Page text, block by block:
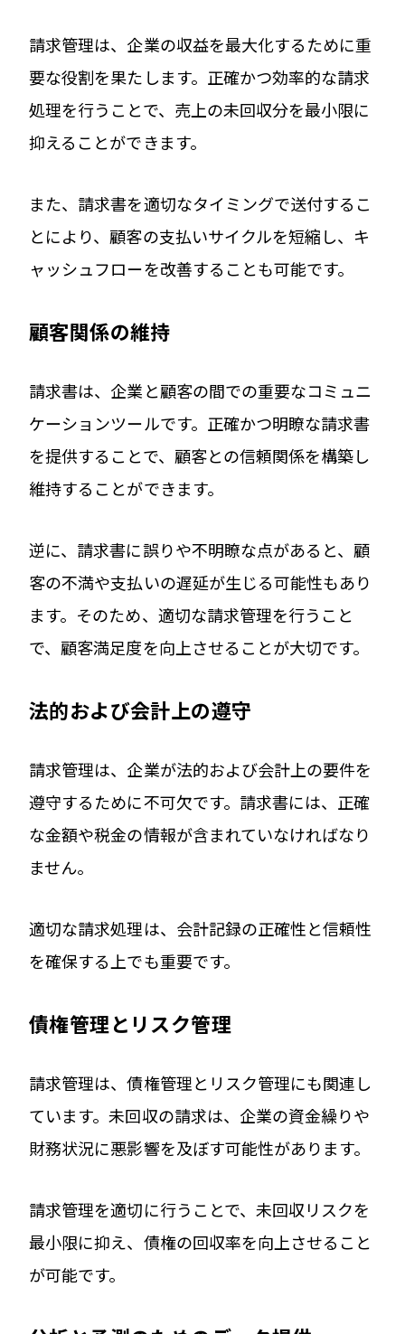
請求管理は、企業の収益を最大化するために重
要な役割を果たします。正確かつ効率的な請求
処理を行うことで、売上の未回収分を最小限に
抑えることができます。
また、請求書を適切なタイミングで送付するこ
とにより、顧客の支払いサイクルを短縮し、キ
ャッシュフローを改善することも可能です。
顧客関係の維持
請求書は、企業と顧客の間での重要なコミュニ
ケーションツールです。正確かつ明瞭な請求書
を提供することで、顧客との信頼関係を構築し
維持することができます。
逆に、請求書に誤りや不明瞭な点があると、顧
客の不満や支払いの遅延が生じる可能性もあり
ます。そのため、適切な請求管理を行うこと
で、顧客満足度を向上させることが大切です。
法的および会計上の遵守
請求管理は、企業が法的および会計上の要件を
遵守するために不可欠です。請求書には、正確
な金額や税金の情報が含まれていなければなり
ません。
適切な請求処理は、会計記録の正確性と信頼性
を確保する上でも重要です。
債権管理とリスク管理
請求管理は、債権管理とリスク管理にも関連し
ています。未回収の請求は、企業の資金繰りや
財務状況に悪影響を及ぼす可能性があります。
請求管理を適切に行うことで、未回収リスクを
最小限に抑え、債権の回収率を向上させること
が可能です。